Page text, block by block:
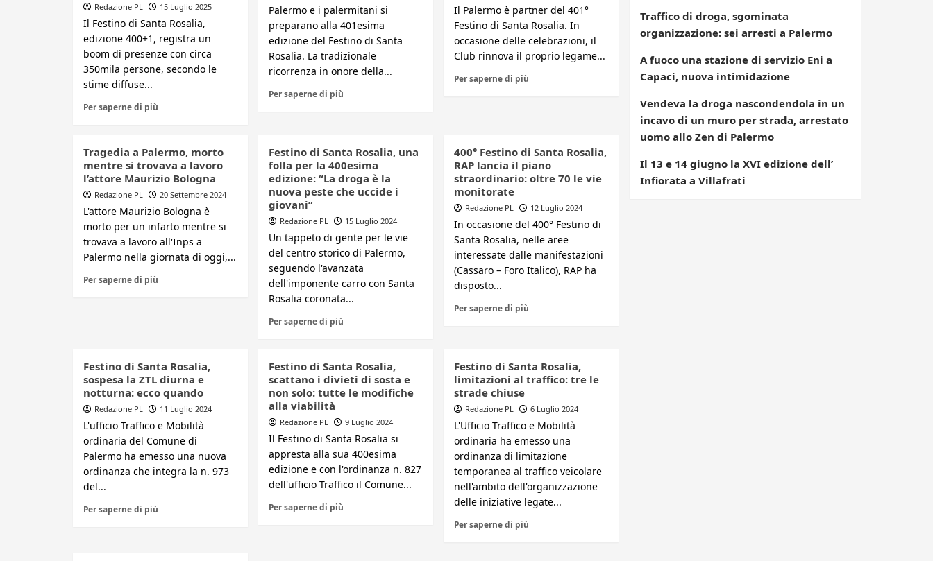
Redazione PL 15 Luglio 2025
Il Festino di Santa Rosalia,
edizione 400+1, registra un
boom di presenze con circa
350mila persone, secondo le
stime diffuse...
Per saperne di più
Palermo e i palermitani si
preparano alla 401esima
edizione del Festino di Santa
Rosalia. La tradizionale
ricorrenza in onore della...
Per saperne di più
Il Palermo è partner del 401°
Festino di Santa Rosalia. In
occasione delle celebrazioni, il
Club rinnova il proprio legame...
Per saperne di più
Tragedia a Palermo, morto
mentre si trovava a lavoro
l’attore Maurizio Bologna
Redazione PL 20 Settembre 2024
L'attore Maurizio Bologna è
morto per un infarto mentre si
trovava a lavoro all'Inps a
Palermo nella giornata di oggi,...
Per saperne di più
Festino di Santa Rosalia, una
folla per la 400esima
edizione: “La droga è la
nuova peste che uccide i
giovani”
Redazione PL 15 Luglio 2024
Un tappeto di gente per le vie
del centro storico di Palermo,
seguendo l'avanzata
dell'imponente carro con Santa
Rosalia coronata...
Per saperne di più
400° Festino di Santa Rosalia,
RAP lancia il piano
straordinario: oltre 70 le vie
monitorate
Redazione PL 12 Luglio 2024
In occasione del 400° Festino di
Santa Rosalia, nelle aree
interessate dalle manifestazioni
(Cassaro – Foro Italico), RAP ha
disposto...
Per saperne di più
Festino di Santa Rosalia,
sospesa la ZTL diurna e
notturna: ecco quando
Redazione PL 11 Luglio 2024
L'ufficio Traffico e Mobilità
ordinaria del Comune di
Palermo ha emesso una nuova
ordinanza che integra la n. 973
del...
Per saperne di più
Festino di Santa Rosalia,
scattano i divieti di sosta e
non solo: tutte le modifiche
alla viabilità
Redazione PL 9 Luglio 2024
Il Festino di Santa Rosalia si
appresta alla sua 400esima
edizione e con l'ordinanza n. 827
dell'ufficio Traffico il Comune...
Per saperne di più
Festino di Santa Rosalia,
limitazioni al traffico: tre le
strade chiuse
Redazione PL 6 Luglio 2024
L'Ufficio Traffico e Mobilità
ordinaria ha emesso una
ordinanza di limitazione
temporanea al traffico veicolare
nell'ambito dell'organizzazione
delle iniziative legate...
Per saperne di più
Traffico di droga, sgominata
organizzazione: sei arresti a Palermo
A fuoco una stazione di servizio Eni a
Capaci, nuova intimidazione
Vendeva la droga nascondendola in un
incavo di un muro per strada, arrestato
uomo allo Zen di Palermo
Il 13 e 14 giugno la XVI edizione dell’
Infiorata a Villafrati